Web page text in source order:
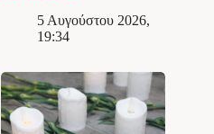
5 Αυγούστου 2026,
19:34